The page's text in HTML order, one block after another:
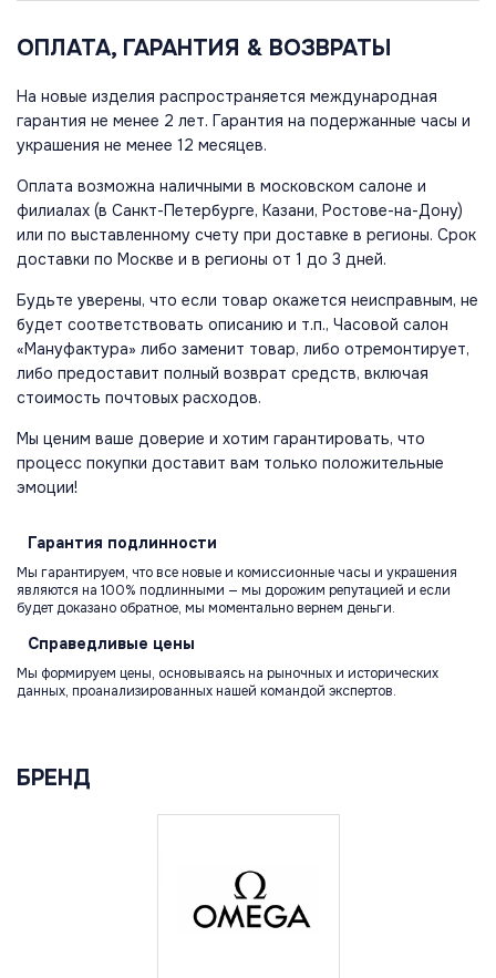
ОПЛАТА, ГАРАНТИЯ & ВОЗВРАТЫ
На новые изделия распространяется международная
гарантия не менее 2 лет. Гарантия на подержанные часы и
украшения не менее 12 месяцев.
Оплата возможна наличными в московском салоне и
филиалах (в Санкт-Петербурге, Казани, Ростове-на-Дону)
или по выставленному счету при доставке в регионы. Срок
доставки по Москве и в регионы от 1 до 3 дней.
Будьте уверены, что если товар окажется неисправным, не
будет соответствовать описанию и т.п., Часовой салон
«Мануфактура» либо заменит товар, либо отремонтирует,
либо предоставит полный возврат средств, включая
стоимость почтовых расходов.
Мы ценим ваше доверие и хотим гарантировать, что
процесс покупки доставит вам только положительные
эмоции!
Гарантия подлинности
Мы гарантируем, что все новые и комиссионные часы и украшения
являются на 100% подлинными — мы дорожим репутацией и если
будет доказано обратное, мы моментально вернем деньги.
Справедливые цены
Мы формируем цены, основываясь на рыночных и исторических
данных, проанализированных нашей командой экспертов.
БРЕНД